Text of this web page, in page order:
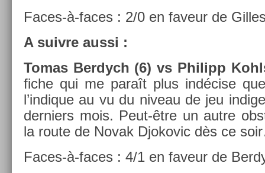
Faces-à-faces : 2/0 en faveur de
A suiv­re aussi :
Tomas Be­rdych (6) vs Philipp
fiche qui me paraît plus indécise
l’in­dique au vu du niveau de jeu
de­rni­ers mois. Peut-être un autre
la route de Novak Djokovic dès ce
Faces-à-faces : 4/1 en faveur de